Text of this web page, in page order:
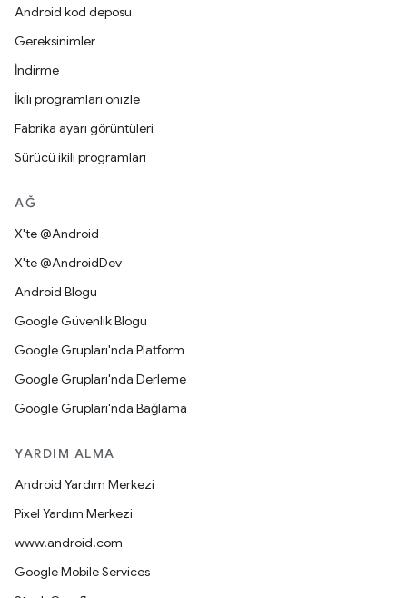
Android kod deposu
Gereksinimler
İndirme
İkili programları önizle
Fabrika ayarı görüntüleri
Sürücü ikili programları
AĞ
X'te @Android
X'te @AndroidDev
Android Blogu
Google Güvenlik Blogu
Google Grupları'nda Platform
Google Grupları'nda Derleme
Google Grupları'nda Bağlama
YARDIM ALMA
Android Yardım Merkezi
Pixel Yardım Merkezi
www.android.com
Google Mobile Services